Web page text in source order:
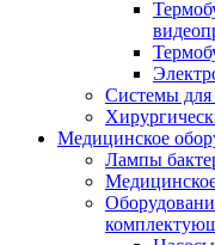
Системы для
Медицинское
Лампы